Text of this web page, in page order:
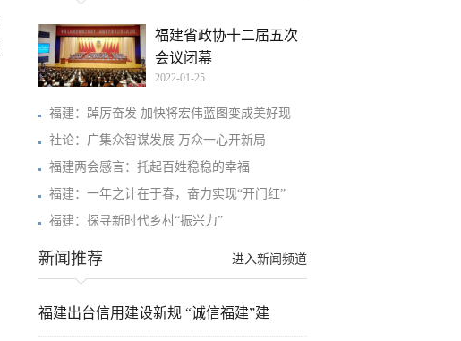
福建省政协十二届五次
会议闭幕
2022-01-25
福建：踔厉奋发 加快将宏伟蓝图变成美好现
社论：广集众智谋发展 万众一心开新局
福建两会感言：托起百姓稳稳的幸福
福建：一年之计在于春，奋力实现“开门红”
福建：探寻新时代乡村“振兴力”
进入新闻频道
新闻推荐
福建出台信用建设新规 “诚信福建”建